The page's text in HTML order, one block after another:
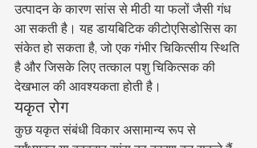
उत्पादन के कारण सांस से मीठी या फलों जैसी गंध
आ सकती है। यह डायबिटिक कीटोएसिडोसिस का
संकेत हो सकता है, जो एक गंभीर चिकित्सीय स्थिति
है और जिसके लिए तत्काल पशु चिकित्सक की
देखभाल की आवश्यकता होती है।
यकृत रोग
कुछ यकृत संबंधी विकार असामान्य रूप से